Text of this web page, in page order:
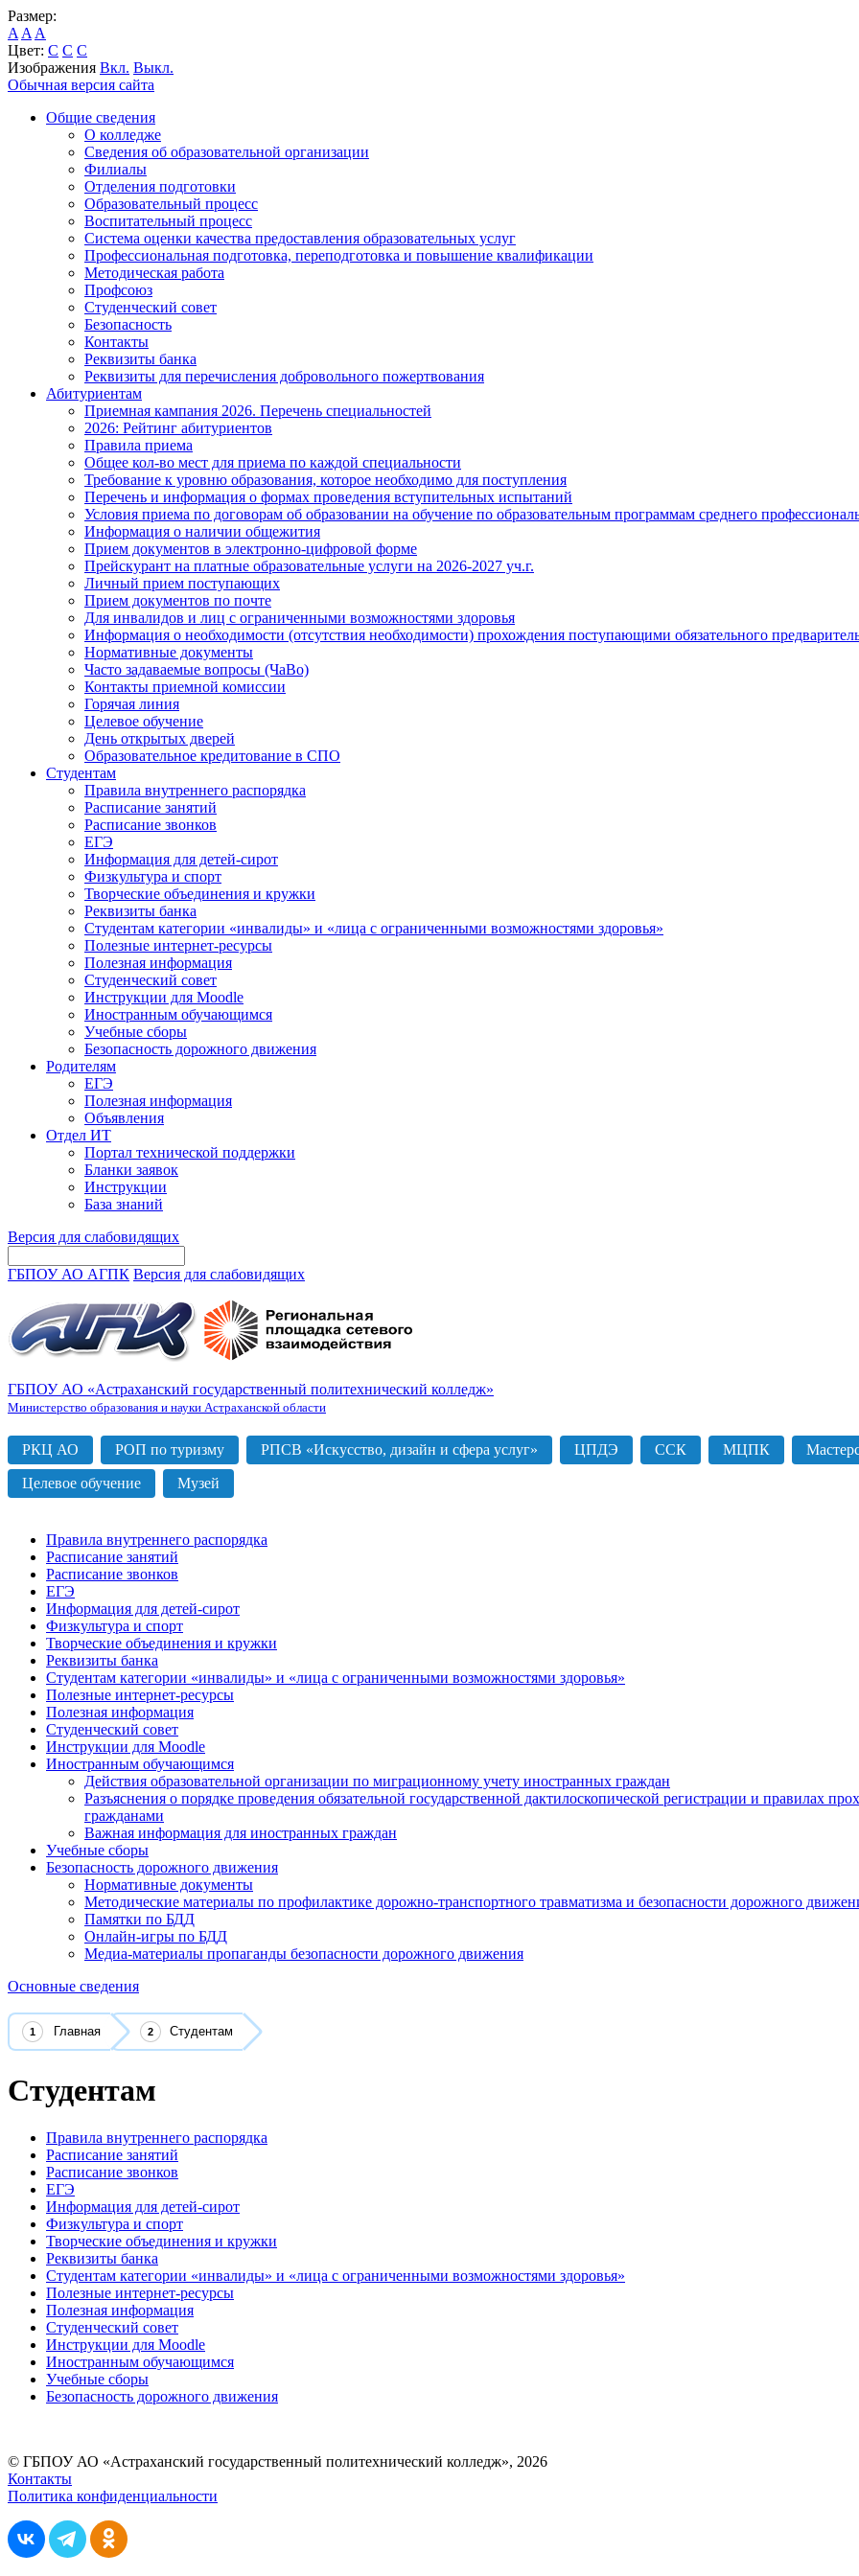
Размер:
A A A
Цвет: C C C
Изображения Вкл. Выкл.
Обычная версия сайта
Общие сведения
О колледже
Сведения об образовательной организации
Филиалы
Отделения подготовки
Образовательный процесс
Воспитательный процесс
Система оценки качества предоставления образовательных услуг
Профессиональная подготовка, переподготовка и повышение квалификации
Методическая работа
Профсоюз
Студенческий совет
Безопасность
Контакты
Реквизиты банка
Реквизиты для перечисления добровольного пожертвования
Абитуриентам
Приемная кампания 2026. Перечень специальностей
2026: Рейтинг абитуриентов
Правила приема
Общее кол-во мест для приема по каждой специальности
Требование к уровню образования, которое необходимо для поступления
Перечень и информация о формах проведения вступительных испытаний
Условия приема по договорам об образовании на обучение по образовательным программам среднего
Информация о наличии общежития
Прием документов в электронно-цифровой форме
Прейскурант на платные образовательные услуги на 2026-2027 уч.г.
Личный прием поступающих
Прием документов по почте
Для инвалидов и лиц с ограниченными возможностями здоровья
Информация о необходимости (отсутствия необходимости) прохождения поступающими обязательного
Нормативные документы
Часто задаваемые вопросы (ЧаВо)
Контакты приемной комиссии
Горячая линия
Целевое обучение
День открытых дверей
Образовательное кредитование в СПО
Студентам
Правила внутреннего распорядка
Расписание занятий
Расписание звонков
ЕГЭ
Информация для детей-сирот
Физкультура и спорт
Творческие объединения и кружки
Реквизиты банка
Студентам категории «инвалиды» и «лица с ограниченными возможностями здоровья»
Полезные интернет-ресурсы
Полезная информация
Студенческий совет
Инструкции для Moodle
Иностранным обучающимся
Учебные сборы
Безопасность дорожного движения
Родителям
ЕГЭ
Полезная информация
Объявления
Отдел ИТ
Портал технической поддержки
Бланки заявок
Инструкции
База знаний
Версия для слабовидящих
ГБПОУ АО АГПК Версия для слабовидящих
ГБПОУ АО «Астраханский государственный политехнический колледж»
Министерство образования и науки Астраханской области
РКЦ АО РОП по туризму РПСВ «Искусство, дизайн и сфера услуг» ЦПДЭ ССК МЦПК
Целевое обучение Музей
Правила внутреннего распорядка
Расписание занятий
Расписание звонков
ЕГЭ
Информация для детей-сирот
Физкультура и спорт
Творческие объединения и кружки
Реквизиты банка
Студентам категории «инвалиды» и «лица с ограниченными возможностями здоровья»
Полезные интернет-ресурсы
Полезная информация
Студенческий совет
Инструкции для Moodle
Иностранным обучающимся
Действия образовательной организации по миграционному учету иностранных граждан
Разъяснения о порядке проведения обязательной государственной дактилоскопической регистрации и правилах
гражданами
Важная информация для иностранных граждан
Учебные сборы
Безопасность дорожного движения
Нормативные документы
Методические материалы по профилактике дорожно-транспортного травматизма и безопасности дорожного
Памятки по БДД
Онлайн-игры по БДД
Медиа-материалы пропаганды безопасности дорожного движения
Основные сведения
Главная Студентам
Студентам
Правила внутреннего распорядка
Расписание занятий
Расписание звонков
ЕГЭ
Информация для детей-сирот
Физкультура и спорт
Творческие объединения и кружки
Реквизиты банка
Студентам категории «инвалиды» и «лица с ограниченными возможностями здоровья»
Полезные интернет-ресурсы
Полезная информация
Студенческий совет
Инструкции для Moodle
Иностранным обучающимся
Учебные сборы
Безопасность дорожного движения
© ГБПОУ АО «Астраханский государственный политехнический колледж», 2026
Контакты
Политика конфиденциальности